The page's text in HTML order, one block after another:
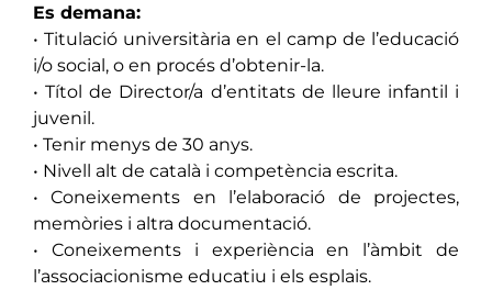
Es demana:
• Titulació universitària en el camp de l’educació
i/o social, o en procés d’obtenir-la.
• Títol de Director/a d’entitats de lleure infantil i
juvenil.
• Tenir menys de 30 anys.
• Nivell alt de català i competència escrita.
• Coneixements en l’elaboració de projectes,
memòries i altra documentació.
• Coneixements i experiència en l’àmbit de
l’associacionisme educatiu i els esplais.